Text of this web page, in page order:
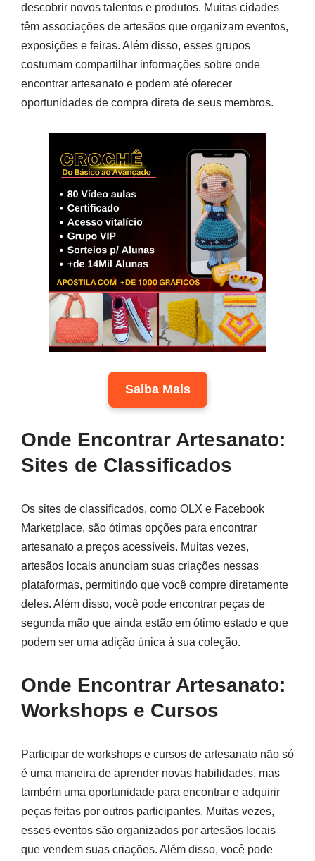
descobrir novos talentos e produtos. Muitas cidades
têm associações de artesãos que organizam eventos,
exposições e feiras. Além disso, esses grupos
costumam compartilhar informações sobre onde
encontrar artesanato e podem até oferecer
oportunidades de compra direta de seus membros.
Saiba Mais
Onde Encontrar Artesanato:
Sites de Classificados
Os sites de classificados, como OLX e Facebook
Marketplace, são ótimas opções para encontrar
artesanato a preços acessíveis. Muitas vezes,
artesãos locais anunciam suas criações nessas
plataformas, permitindo que você compre diretamente
deles. Além disso, você pode encontrar peças de
segunda mão que ainda estão em ótimo estado e que
podem ser uma adição única à sua coleção.
Onde Encontrar Artesanato:
Workshops e Cursos
Participar de workshops e cursos de artesanato não só
é uma maneira de aprender novas habilidades, mas
também uma oportunidade para encontrar e adquirir
peças feitas por outros participantes. Muitas vezes,
esses eventos são organizados por artesãos locais
que vendem suas criações. Além disso, você pode